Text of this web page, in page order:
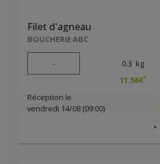
Filet d'agneau
BOUCHERIE ABC
- 0.3 kg
11.56€*
Réception le
vendredi 14/08 (09:00)
*